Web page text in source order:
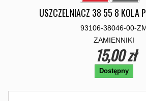
USZCZELNIACZ 38 55 8 KOLA
93106-38046-00-
ZAMIENNIKI
15,00 zł
Dostępny